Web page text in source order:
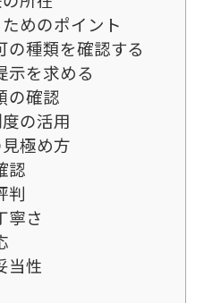
めのポイント
の種類を確認する
示を求める
の確認
の活用
極め方
認
判
寧さ
当性